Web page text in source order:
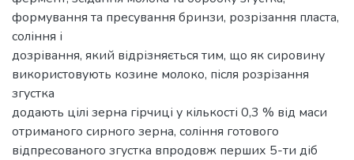
формування та пресування бринзи, розрізання пласта,
соління і
дозрівання, який відрізняється тим, що як сировину
використовують козине молоко, після розрізання
згустка
додають цілі зерна гірчиці у кількості 0,3 % від маси
отриманого сирного зерна, соління готового
відпресованого згустка впродовж перших 5-ти діб